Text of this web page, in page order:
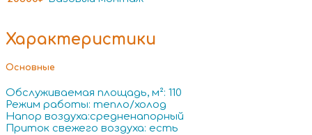
Характеристики
Основные
Обслуживаемая площадь, м²: 110
Режим работы: тепло/холод
Напор воздуха:средненапорный
Приток свежего воздуха: есть